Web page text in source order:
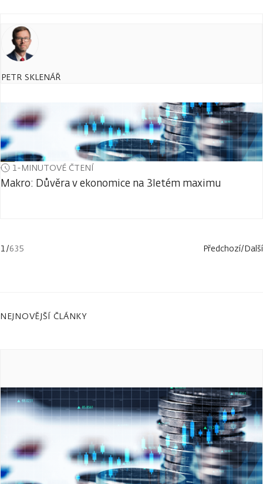
PETR SKLENÁŘ
1-MINUTOVÉ ČTENÍ
Makro: Důvěra v ekonomice na 3letém maximu
1/635 Předchozí/Další
NEJNOVĚJŠÍ ČLÁNKY